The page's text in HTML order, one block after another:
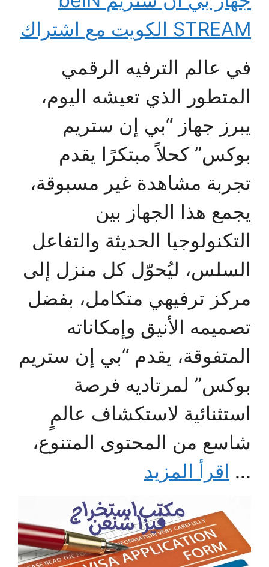
STREAM الكويت مع اشتراك
في عالم الترفيه الرقمي
المتطور الذي تعيشه اليوم،
يبرز جهاز “بي إن ستريم
بوكس” كحلاً مبتكرًا يقدم
تجربة مشاهدة غير مسبوقة،
يجمع هذا الجهاز بين
التكنولوجيا الحديثة والتفاعل
السلس، ليُحوّل كل منزل إلى
مركز ترفيهي متكامل، بفضل
تصميمه الأنيق وإمكاناته
المتفوقة، يقدم “بي إن ستريم
بوكس” لمرتاديه فرصة
استثنائية لاستكشاف عالمٍ
شاسع من المحتوى المتنوع،
... اقرأ المزيد